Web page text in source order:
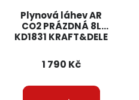
Plynová láhev AR
CO2 PRÁZDNÁ 8L
KD1831 KRAFT&DELE
1 790 Kč